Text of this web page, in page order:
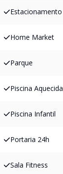
Estacionamento
Home Market
Parque
Piscina Aquecida
Piscina Infantil
Portaria 24h
Sala Fitness